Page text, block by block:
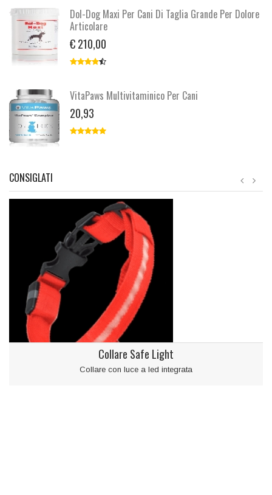
Dol-Dog Maxi Per Cani Di Taglia Grande Per Dolore
Articolare
€ 210,00
VitaPaws Multivitaminico Per Cani
20,93
CONSIGLATI
Collare Safe Light
Collare con luce a led integrata